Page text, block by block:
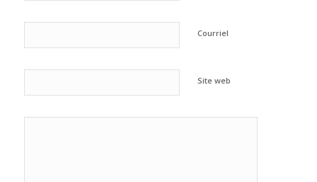
Courriel
Site web